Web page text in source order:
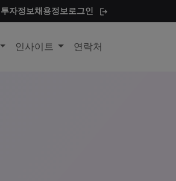
투자정보채용정보로그인
인사이트 연락처